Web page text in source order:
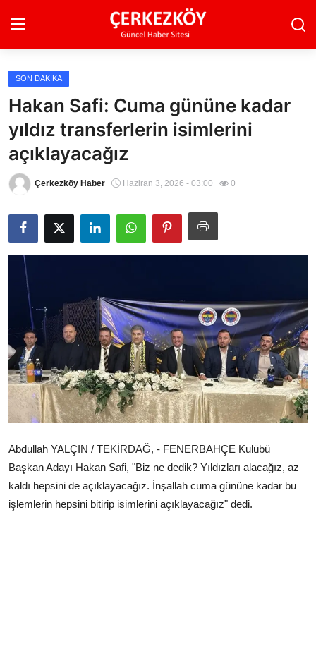
Ana Sayfa
Son Dakika
Ekonomi Haberleri
Magazin Haberleri
Spor Haberleri
Teknoloji Haberleri
Dünya Haberleri
Çerkezköy
SON DAKIKA
Hakan Safi: Cuma gününe kadar
yıldız transferlerin isimlerini
açıklayacağız
Çerkezköy Haber Haziran 3, 2026 - 03:00 0
Abdullah YALÇIN / TEKİRDAĞ, - FENERBAHÇE Kulübü
Başkan Adayı Hakan Safi, "Biz ne dedik? Yıldızları alacağız, az
kaldı hepsini de açıklayacağız. İnşallah cuma gününe kadar bu
işlemlerin hepsini bitirip isimlerini açıklayacağız" dedi.